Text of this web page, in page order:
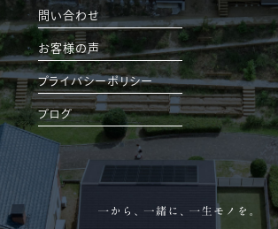
問い合わせ
お客様の声
プライバシーポリシー
ブログ